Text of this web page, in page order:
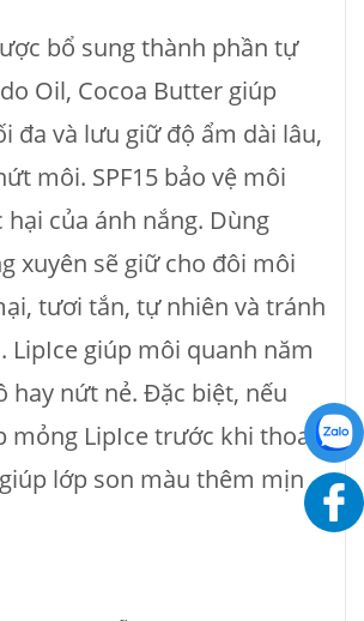
bổ sung thành phần tự
Oil, Cocoa Butter giúp
đa và lưu giữ độ ẩm dài lâu,
môi. SPF15 bảo vệ môi
hại của ánh nắng. Dùng
xuyên sẽ giữ cho đôi môi
tươi tắn, tự nhiên và tránh
LipIce giúp môi quanh năm
hay nứt nẻ. Đặc biệt, nếu
mỏng LipIce trước khi thoa
lớp son màu thêm mịn